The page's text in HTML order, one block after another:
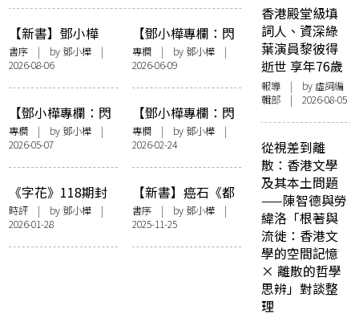
【新書】鄧小樺
《無憂花》自序
書序 | by鄧小樺 |
2026-08-06
【鄧小樺專欄：閃
爍其辭】女人抽薄
荷長煙——看政府
控煙加辣
專欄| by鄧小樺|
2026-06-09
【鄧小樺專欄：閃
爍其辭】這樣的時
間到底有何意義
專欄 | by鄧小樺 |
2026-05-07
【鄧小樺專欄：閃
爍其辭】享受努
力：《夜王》決戰
《金多寶》
專欄| by鄧小樺|
2026-02-24
《字花》118期封
面事件之我見
時評 | by鄧小樺 |
2026-01-28
【新書】癌石《都
是騙人的》鄧小樺
序——〈且從其
本〉
書序| by鄧小樺|
2025-11-25
香港殿堂級填
詞人、資深綠
葉演員黎彼得
逝世 享年76歲
報導 | by 虛詞編
輯部 | 2026-08-05
從視差到離
散：香港文學
及其本土問題
——陳智德與勞
緯洛「根著與
流徙：香港文
學的空間記憶
× 離散的哲學
思辨」對談整
理